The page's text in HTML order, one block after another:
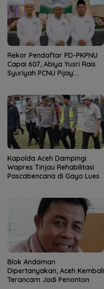
Rekor Pendaftar PD-PKPNU
Capai 607, Abiya Yusri Rais
Syuriyah PCNU Pijay:
Kapolda Aceh Dampingi
Wapres Tinjau Rehabilitasi
Pascabencana di Gayo Lues
Blok Andaman
Dipertanyakan, Aceh Kembali
Terancam Jadi Penonton